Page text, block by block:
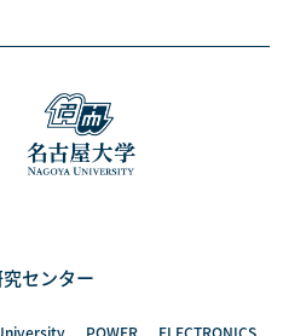
センター
POWER ELECTRONICS